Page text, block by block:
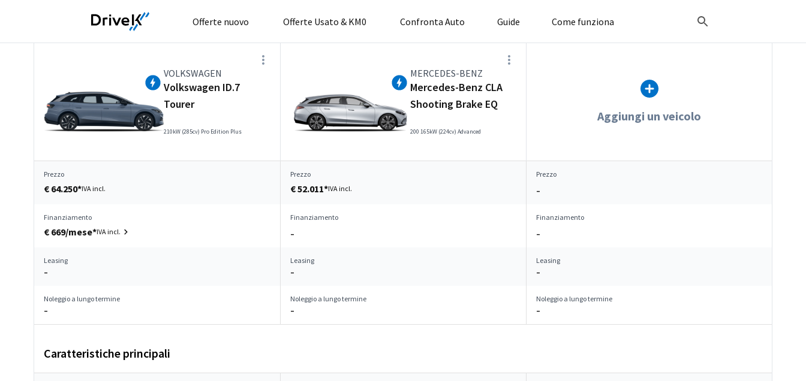
Offerte nuovo Offerte Usato & KM0 Confronta Auto Guide Come funziona
VOLKSWAGEN
Volkswagen ID.7
Tourer
210kW (285cv) Pro Edition Plus
MERCEDES-BENZ
Mercedes-Benz CLA
Shooting Brake EQ
200 165kW (224cv) Advanced
Aggiungi un veicolo
Prezzo
€ 64.250*IVA incl.
Prezzo
€ 52.011*IVA incl.
Prezzo
–
Finanziamento
€ 669/mese*IVA incl.
Finanziamento
–
Finanziamento
–
Leasing
–
Leasing
–
Leasing
–
Noleggio a lungo termine
–
Noleggio a lungo termine
–
Noleggio a lungo termine
–
Caratteristiche principali